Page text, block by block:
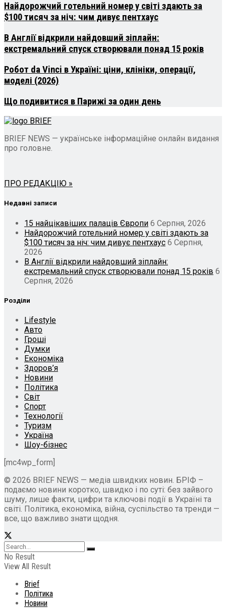
Найдорожчий готельний номер у світі здають за
$100 тисяч за ніч: чим дивує пентхаус
В Англії відкрили найдовший зіплайн:
екстремальний спуск створювали понад 15 років
Робот da Vinci в Україні: ціни, клініки, операції,
моделі (2026)
Що подивитися в Парижі за один день
BRIEF NEWS — українське інформаційне онлайн видання
про головне.
ПРО РЕДАКЦІЮ »
Недавні записи
15 найцікавіших палаців Європи 6 Серпня, 2026
Найдорожчий готельний номер у світі здають за
$100 тисяч за ніч: чим дивує пентхаус 6 Серпня,
2026
В Англії відкрили найдовший зіплайн:
екстремальний спуск створювали понад 15 років 6
Серпня, 2026
Розділи
Lifestyle
Авто
Гроші
Думки
Економіка
Здоров’я
Новини
Політика
Світ
Спорт
Технології
Туризм
Україна
Шоу-бізнес
[mc4wp_form]
© 2026 BRIEF NEWS — медіа швидких новин. БРІФ –
подаємо новини коротко, швидко і по суті: без зайвого
шуму, лише факти, цифри та ключові події в Україні та
світі. Політика, економіка, війна, суспільство та тренди —
все, що важливо знати щодня.
No Result
View All Result
Brief
Політика
Новини